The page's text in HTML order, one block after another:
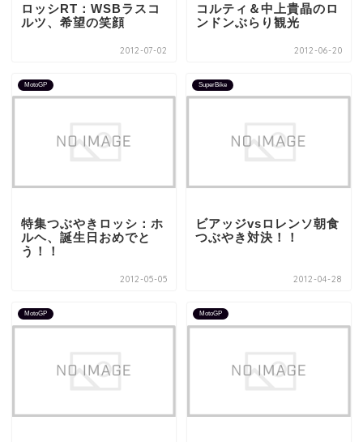
ロッシRT：WSBラスコ
ルツ、希望の笑顔
2012-07-02
コルティ＆中上貴晶のロ
ンドンぶらり観光
2012-06-20
MotoGP
特集つぶやきロッシ：ホ
ルヘ、誕生日おめでと
う！！
2012-05-05
SuperBike
ビアッジvsロレンソ朝食
つぶやき対決！！
2012-04-28
MotoGP MotoGP